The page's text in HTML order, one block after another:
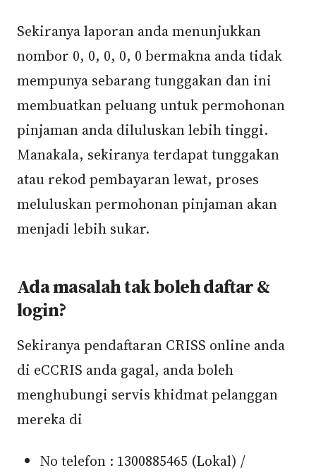
Sekiranya laporan anda menunjukkan
nombor 0, 0, 0, 0, 0 bermakna anda tidak
mempunya sebarang tunggakan dan ini
membuatkan peluang untuk permohonan
pinjaman anda diluluskan lebih tinggi.
Manakala, sekiranya terdapat tunggakan
atau rekod pembayaran lewat, proses
meluluskan permohonan pinjaman akan
menjadi lebih sukar.
Ada masalah tak boleh daftar &
login?
Sekiranya pendaftaran CRISS online anda
di eCCRIS anda gagal, anda boleh
menghubungi servis khidmat pelanggan
mereka di
No telefon : 1300885465 (Lokal) /